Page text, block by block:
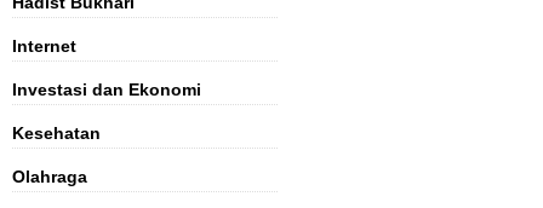
Internet
Investasi dan Ekonomi
Kesehatan
Olahraga